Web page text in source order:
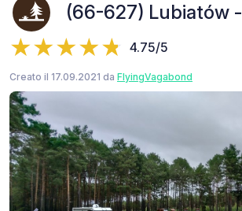
(66-627) Lubiatów -
4.75/5
Creato il 17.09.2021 da FlyingVagabond